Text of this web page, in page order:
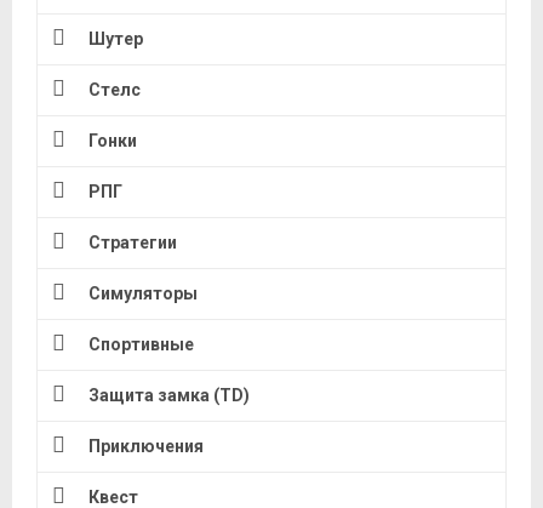
Шутер
Стелс
Гонки
РПГ
Стратегии
Симуляторы
Спортивные
Защита замка (TD)
Приключения
Квест